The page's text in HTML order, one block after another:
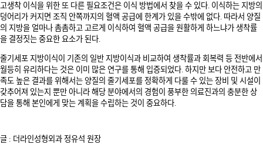
고생착 이식을 위한 또 다른 필요조건은 이식 방법에서 찾을 수 있다. 이식하는 지방의
덩어리가 커지면 조직 안쪽까지의 혈액 공급에 한계가 있을 수밖에 없다. 따라서 양질
의 지방을 얼마나 촘촘하고 고르게 이식하여 혈액 공급을 원활하게 하느냐가 생착률
을 결정짓는 중요한 요소가 된다.
줄기세포 지방이식이 기존의 일반 지방이식과 비교하여 생착률과 회복력 등 전반에서
월등히 유리하다는 것은 이미 많은 연구를 통해 입증되었다. 하지만 보다 안전하고 만
족도 높은 결과를 위해서는 양질의 줄기세포를 정확하게 다룰 수 있는 장비 및 시설이
갖추어져 있는지 뿐만 아니라 해당 분야에서의 경험이 풍부한 의료진과의 충분한 상
담을 통해 본인에게 맞는 계획을 수립하는 것이 중요하다.
글 : 더라인성형외과 정유석 원장